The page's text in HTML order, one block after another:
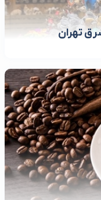
تهران